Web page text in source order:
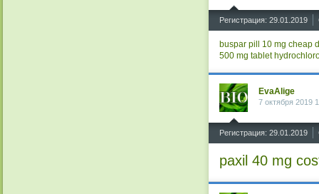
Регистрация: 29.01.2019
buspar pill 10 mg cheap
500 mg tablet
EvaAlige
7 октября 2019
Регистрация: 29.01.2019
paxil 40 mg